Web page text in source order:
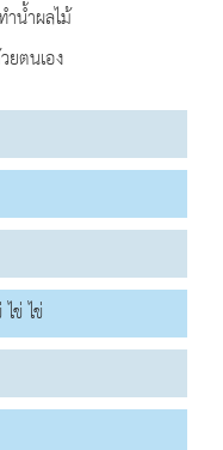
ำน้ำผลไม้
ยตนเอง
ข่ ไข่